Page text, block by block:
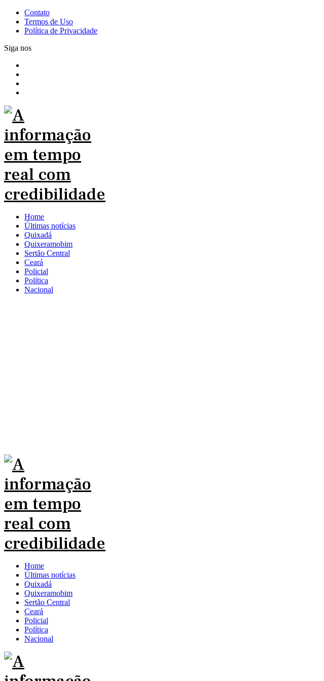
Contato
Termos de Uso
Política de Privacidade
Siga nos
Home
Últimas notícias
Quixadá
Quixeramobim
Sertão Central
Ceará
Policial
Política
Nacional
Home
Últimas notícias
Quixadá
Quixeramobim
Sertão Central
Ceará
Policial
Política
Nacional